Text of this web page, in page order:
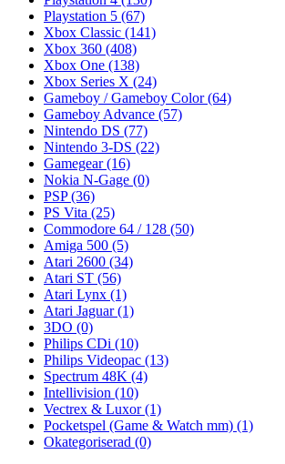
Playstation 5 (67)
Xbox Classic (141)
Xbox 360 (408)
Xbox One (138)
Xbox Series X (24)
Gameboy / Gameboy Color(64)
Gameboy Advance (57)
Nintendo DS (77)
Nintendo 3-DS (22)
Gamegear(16)
Nokia N-Gage (0)
PSP(36)
PS Vita (25)
Commodore 64 / 128 (50)
Amiga 500 (5)
Atari 2600 (34)
Atari ST (56)
Atari Lynx (1)
Atari Jaguar(1)
3DO (0)
Philips CDi (10)
Philips Videopac (13)
Spectrum 48K (4)
Intellivision (10)
Vectrex & Luxor(1)
Pocketspel (Game & Watch mm) (1)
Okategoriserad (0)